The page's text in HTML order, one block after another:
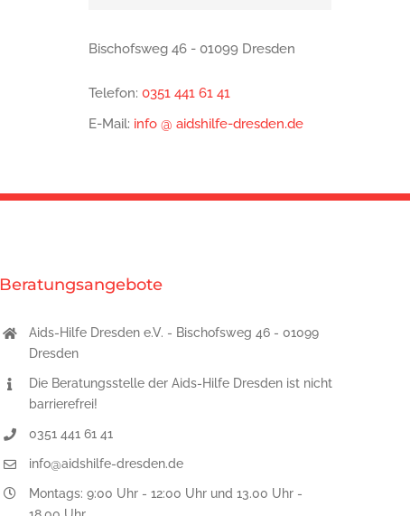
Bischofsweg 46 - 01099 Dresden
Telefon: 0351 441 61 41
E-Mail: info @ aidshilfe-dresden.de
Beratungsangebote
Aids-Hilfe Dresden e.V. - Bischofsweg 46 - 01099
Dresden
Die Beratungsstelle der Aids-Hilfe Dresden ist nicht
barrierefrei!
0351 441 61 41
info@aidshilfe-dresden.de
Montags: 9:00 Uhr - 12:00 Uhr und 13.00 Uhr -